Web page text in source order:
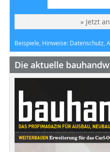
» Jetzt
Beispiele, Hinweise: Datenschutz,
Die aktuelle